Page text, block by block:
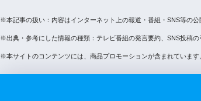
※本記事の扱い：内容はインターネット上の報道・番組・SNS等の
※出典・参考にした情報の種類：テレビ番組の発言要約、SNS投稿
※本サイトのコンテンツには、商品プロモーションが含まれています